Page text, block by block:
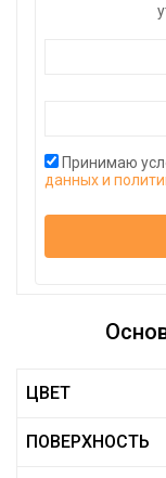
Принимаю
данных и
ЦВЕТ
ПОВЕРХНОСТЬ